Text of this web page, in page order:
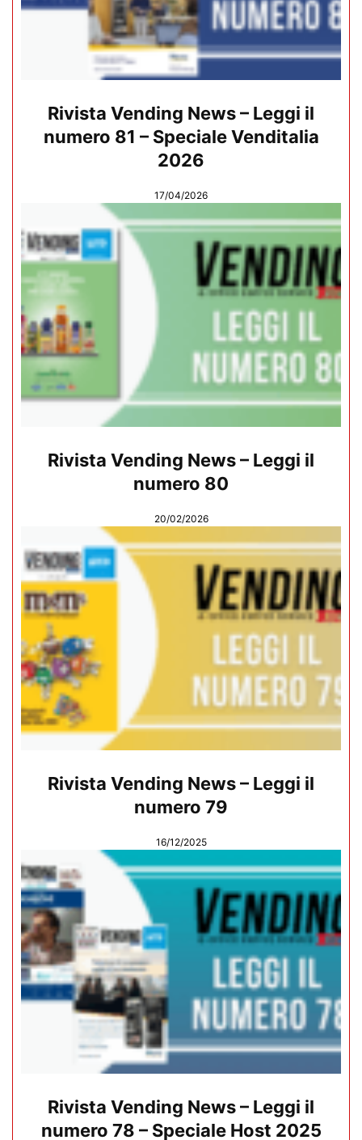
Rivista Vending News – Leggi il
numero 81 – Speciale Venditalia
2026
17/04/2026
Rivista Vending News – Leggi il
numero 80
20/02/2026
Rivista Vending News – Leggi il
numero 79
16/12/2025
Rivista Vending News – Leggi il
numero 78 – Speciale Host 2025